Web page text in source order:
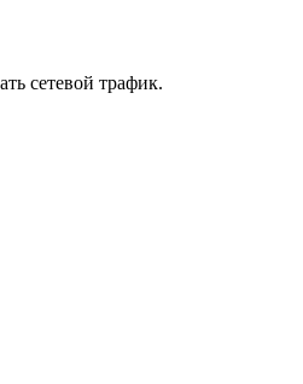
сетевой трафик.